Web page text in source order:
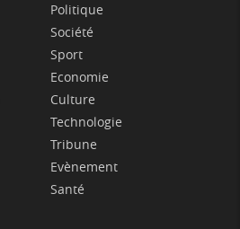
Politique
Société
Sport
Economie
Culture
Technologie
Tribune
Evènement
Santé